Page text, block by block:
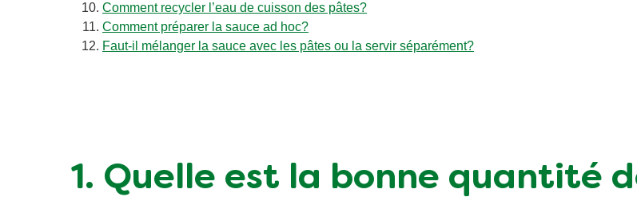
Comment recycler l’eau de cuisson des pâtes?
Comment préparer la sauce ad hoc?
Faut-il mélanger la sauce avec les pâtes ou la servir séparément?
1. Quelle est la bonne quantité